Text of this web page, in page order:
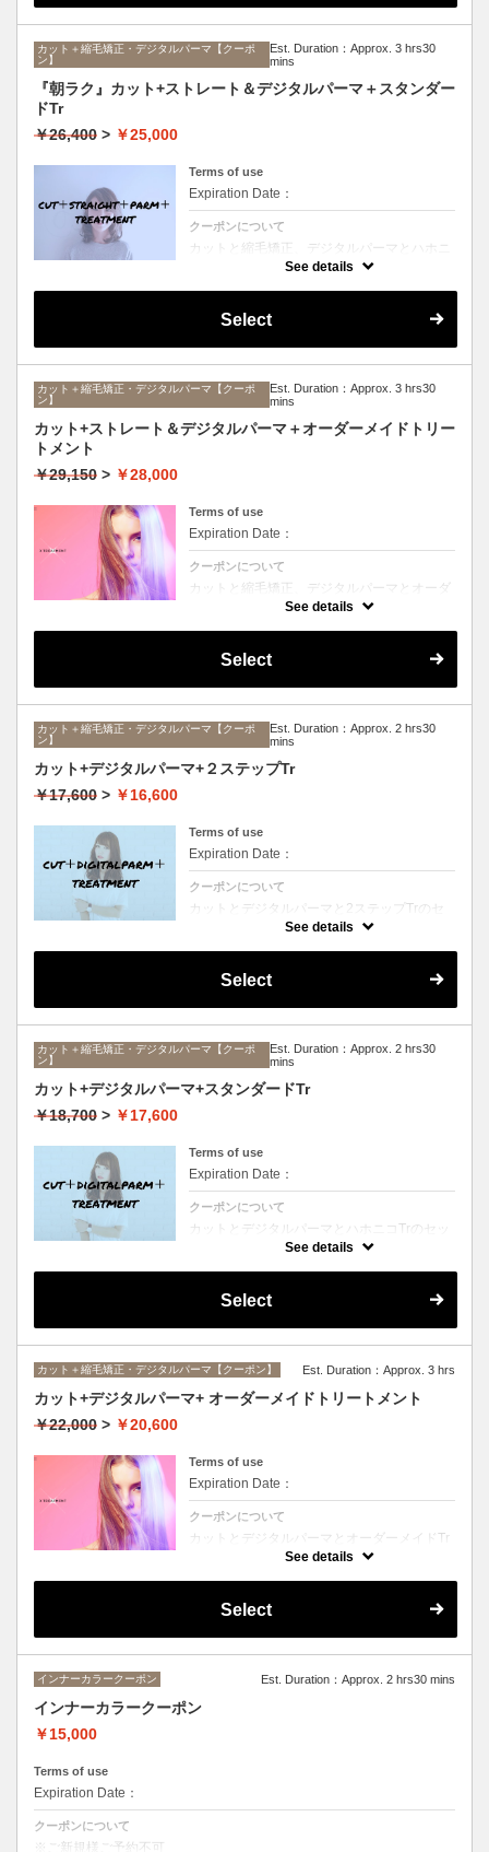
カット＋縮毛矯正・デジタルパーマ【クーポ
ン】
Est. Duration：Approx. 3 hrs30
mins
『朝ラク』カット+ストレート＆デジタルパーマ＋スタンダー
ドTr
￥26,400 > ￥25,000
Terms of use
Expiration Date：
クーポンについて
カットと縮毛矯正、デジタルパーマとハホニ
コTrのセットメニュー。ボリュームは抑えて
を楽にしたい方にオススメ☆ロング料金な
See details
Select
カット＋縮毛矯正・デジタルパーマ【クーポ
ン】
Est. Duration：Approx. 3 hrs30
mins
カット+ストレート＆デジタルパーマ＋オーダーメイドトリー
トメント
￥29,150 > ￥28,000
Terms of use
Expiration Date：
クーポンについて
カットと縮毛矯正、デジタルパーマとオーダ
ーメイドTrのセットメニュー。ボリュームは
リングを楽にしたい方に☆ロング料金なし。
See details
Select
カット＋縮毛矯正・デジタルパーマ【クーポ
ン】
Est. Duration：Approx. 2 hrs30
mins
カット+デジタルパーマ+２ステップTr
￥17,600 > ￥16,600
Terms of use
Expiration Date：
クーポンについて
カットとデジタルパーマと2ステップTrのセ
ットメニュー。毛先ワンカールからふんわり
シャンプー、ブロー込み。
See details
Select
カット＋縮毛矯正・デジタルパーマ【クーポ
ン】
Est. Duration：Approx. 2 hrs30
mins
カット+デジタルパーマ+スタンダードTr
￥18,700 > ￥17,600
Terms of use
Expiration Date：
クーポンについて
カットとデジタルパーマとハホニコTrのセッ
トメニュー。毛先ワンカールからふんわりル
ャンプー、ブロー込み。
See details
Select
カット＋縮毛矯正・デジタルパーマ【クーポン】 Est. Duration：Approx. 3 hrs
カット+デジタルパーマ+ オーダーメイドトリートメント
￥22,000 > ￥20,600
Terms of use
Expiration Date：
クーポンについて
カットとデジタルパーマとオーダーメイドTr
のセットメニュー。抜群の艶！ハリ、コシ！
鮮やかなハイトーンカラーも、極上美しい髪
See details
Select
インナーカラークーポン Est. Duration：Approx. 2 hrs30 mins
インナーカラークーポン
￥15,000
Terms of use
Expiration Date：
クーポンについて
※ご新規様ご予約不可